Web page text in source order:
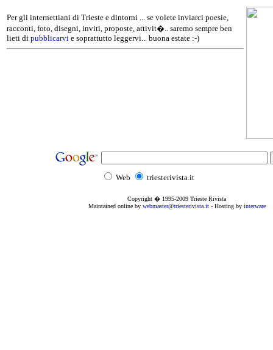
Per gli internettiani di Trieste e dintorni ... se volete inviarci poesie,
racconti, foto, disegni, inviti, proposte, attivit�.. saremo sempre ben
lieti di pubblicarvi e soprattutto leggervi... buona estate :-)
Web triesterivista.it
Copyright � 1995-2009 Trieste Rivista
Maintained online by webmaster@triesterivista.it- Hosting by interware